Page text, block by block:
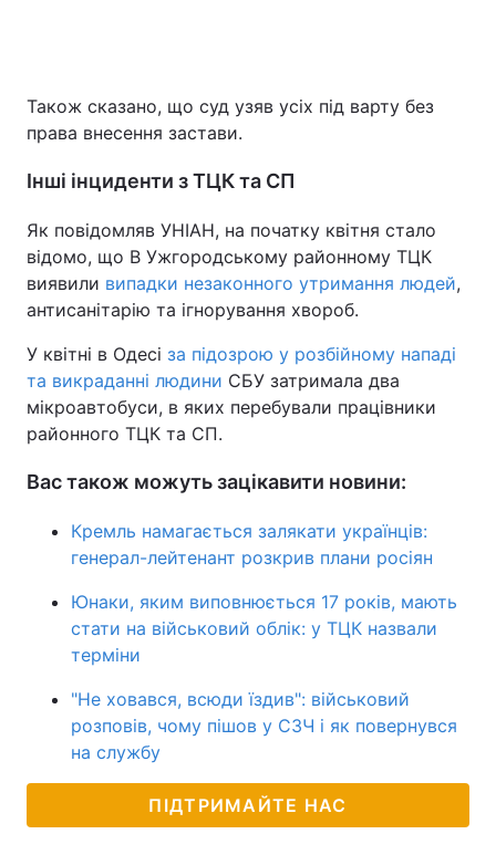
Також сказано, що суд узяв усіх під варту без
права внесення застави.
Інші інциденти з ТЦК та СП
Як повідомляв УНІАН, на початку квітня стало
відомо, що В Ужгородському районному ТЦК
виявили випадки незаконного утримання людей,
антисанітарію та ігнорування хвороб.
У квітні в Одесі за підозрою у розбійному нападі
та викраданні людини СБУ затримала два
мікроавтобуси, в яких перебували працівники
районного ТЦК та СП.
Вас також можуть зацікавити новини:
Кремль намагається залякати українців:
генерал-лейтенант розкрив плани росіян
Юнаки, яким виповнюється 17 років, мають
стати на військовий облік: у ТЦК назвали
терміни
"Не ховався, всюди їздив": військовий
розповів, чому пішов у СЗЧ і як повернувся
на службу
ПІДТРИМАЙТЕ НАС